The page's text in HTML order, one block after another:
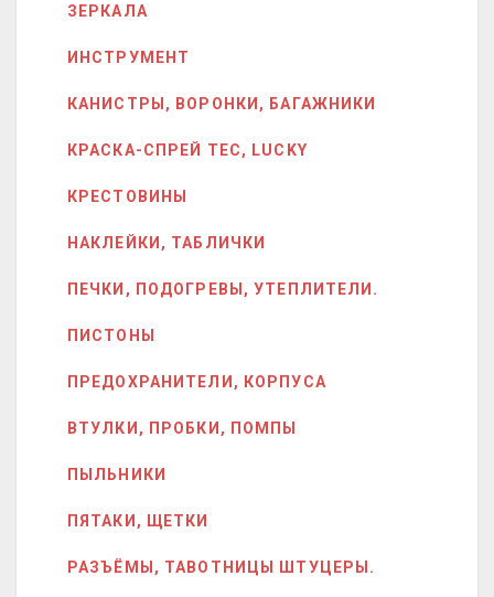
ЗЕРКАЛА
ИНСТРУМЕНТ
КАНИСТРЫ, ВОРОНКИ, БАГАЖНИКИ
КРАСКА-СПРЕЙ ТЕС, LUCKY
КРЕСТОВИНЫ
НАКЛЕЙКИ, ТАБЛИЧКИ
ПЕЧКИ, ПОДОГРЕВЫ, УТЕПЛИТЕЛИ.
ПИСТОНЫ
ПРЕДОХРАНИТЕЛИ, КОРПУСА
ВТУЛКИ, ПРОБКИ, ПОМПЫ
ПЫЛЬНИКИ
ПЯТАКИ, ЩЕТКИ
РАЗЪЁМЫ, ТАВОТНИЦЫ ШТУЦЕРЫ.